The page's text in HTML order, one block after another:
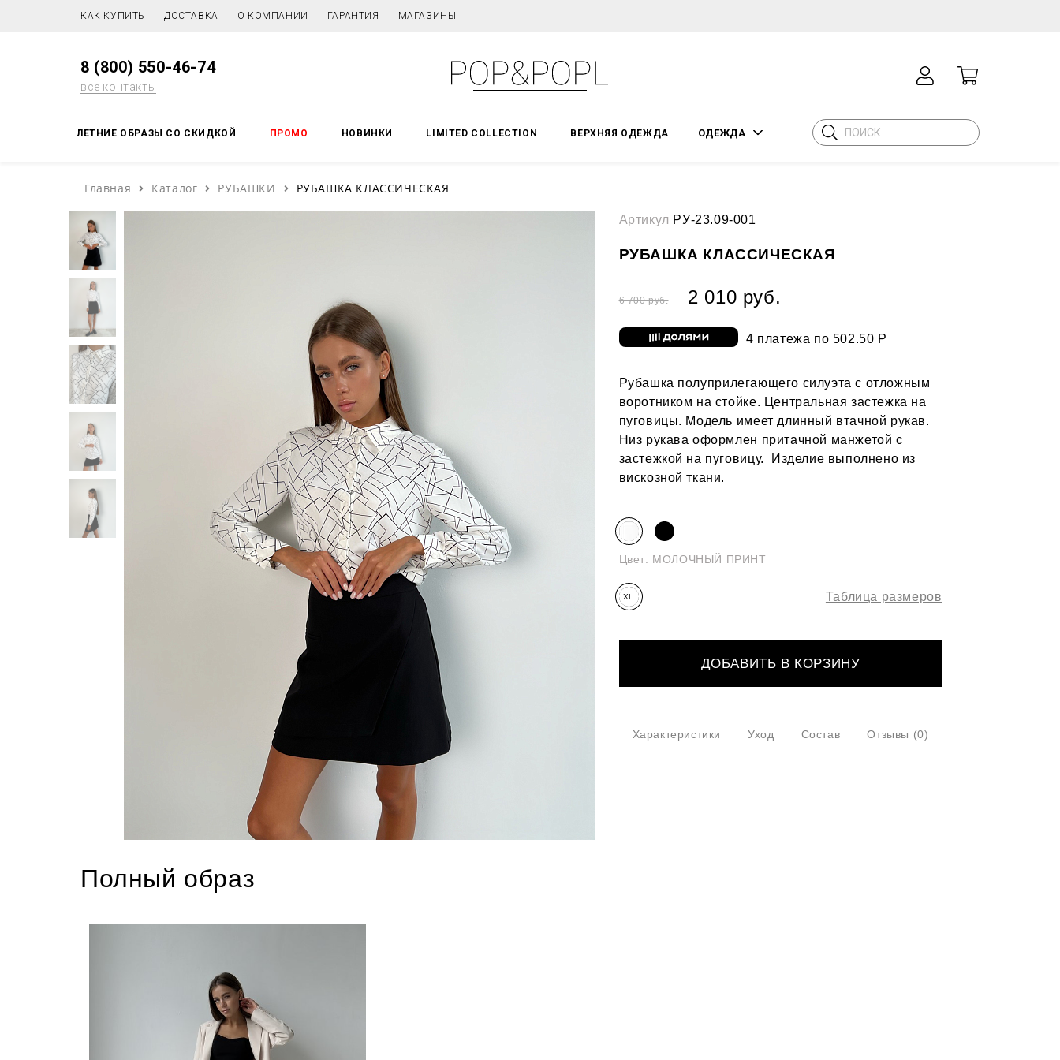
КАК КУПИТЬ ДОСТАВКА О КОМПАНИИ ГАРАНТИЯ МАГАЗИНЫ
8 (800) 550-46-74
все контакты
ЛЕТНИЕ ОБРАЗЫ СО СКИДКОЙ ПРОМО НОВИНКИ LIMITED COLLECTION ВЕРХНЯЯ ОДЕЖДА ОДЕЖДА
Главная Каталог РУБАШКИ РУБАШКА КЛАССИЧЕСКАЯ
Артикул РУ-23.09-001
РУБАШКА КЛАССИЧЕСКАЯ
6 700 руб. 2 010 руб.
4 платежа по 502.50 Р
Рубашка полуприлегающего силуэта с отложным
воротником на стойке. Центральная застежка на
пуговицы. Модель имеет длинный втачной рукав.
Низ рукава оформлен притачной манжетой с
застежкой на пуговицу. Изделие выполнено из
вискозной ткани.
Цвет: МОЛОЧНЫЙ ПРИНТ
XL Таблица размеров
ДОБАВИТЬ В КОРЗИНУ
Характеристики Уход Состав Отзывы (0)
Полный образ